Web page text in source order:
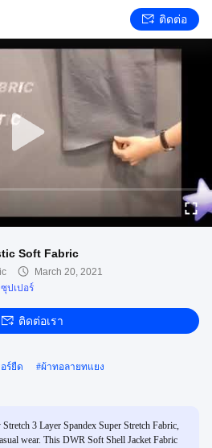
ติดต่อ
Soft Fabric
March 20, 2021
ปเปอร์
ติดต่อเรา
ร์ยืด #ผ้าทอลายทแยง
3 Layer Spandex Super Stretch Fabric,
wear. This DWR Soft Shell Jacket Fabric